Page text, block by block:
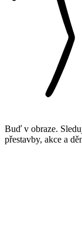
Buď v obraze.
přestavby, akce a